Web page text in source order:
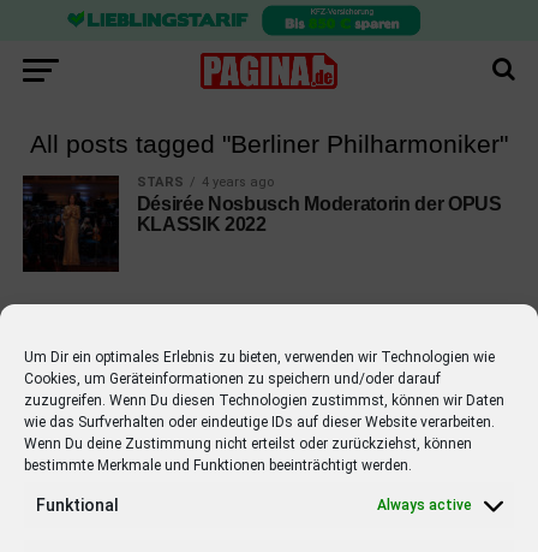
Um Dir ein optimales Erlebnis zu bieten, verwenden wir Technologien wie
Cookies, um Geräteinformationen zu speichern und/oder darauf
zuzugreifen. Wenn Du diesen Technologien zustimmst, können wir Daten
wie das Surfverhalten oder eindeutige IDs auf dieser Website verarbeiten.
Wenn Du deine Zustimmung nicht erteilst oder zurückziehst, können
bestimmte Merkmale und Funktionen beeinträchtigt werden.
Funktional Always active
All posts tagged "Berliner Philharmoniker"
STARS 4 years ago
Désirée Nosbusch Moderatorin der OPUS
KLASSIK 2022
EMPFOHLEN
STARS 4 years ago
Barbara Schöneberger Moderatorin
von “Verstehen Sie Spaß?”